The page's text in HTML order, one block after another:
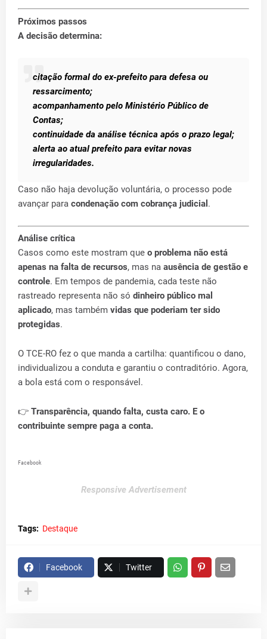
Próximos passos
A decisão determina:
citação formal do ex-prefeito para defesa ou
ressarcimento;
acompanhamento pelo Ministério Público de
Contas;
continuidade da análise técnica após o prazo legal;
alerta ao atual prefeito para evitar novas
irregularidades.
Caso não haja devolução voluntária, o processo pode
avançar para condenação com cobrança judicial .
Análise crítica
Casos como este mostram que o problema não está
apenas na falta de recursos, mas na ausência de gestão e
controle. Em tempos de pandemia, cada teste não
rastreado representa não só dinheiro público mal
aplicado, mas também vidas que poderiam ter sido
protegidas.
O TCE-RO fez o que manda a cartilha: quantificou o dano,
individualizou a conduta e garantiu o contraditório. Agora,
a bola está com o responsável.
👉 Transparência, quando falta, custa caro. E o
contribuinte sempre paga a conta.
Facebook
Responsive Advertisement
Tags: Destaque
Facebook Twitter